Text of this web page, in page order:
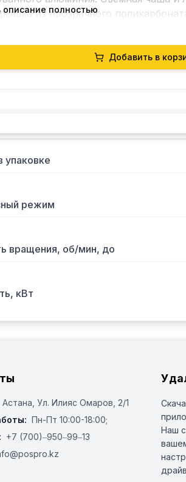
из прозрачного
вместимость жидкости в
на крышке и чаше. Фото
СЕ нормами, поставляется под
описание полностью
Добавить в
упаковке
режим
вращения, об/мин, до
кВт
Астана, ​Ул. Илияс Омаров, 2/1
Пн-Пт 10:00-18:00;
+7 (700)‒950‒99‒13
Наш